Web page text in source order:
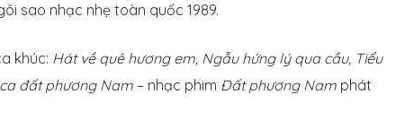
sao nhạc nhẹ toàn quốc 1989.
khúc: Hát về quê hương em, Ngẫu hứng lý qua cầu, Tiểu
đất phương Nam – nhạc phim Đất phương Nam phát